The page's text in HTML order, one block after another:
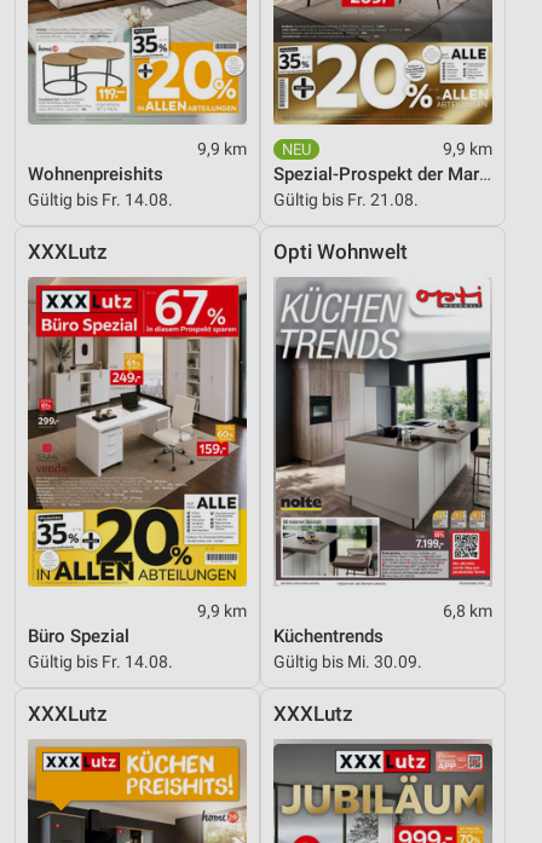
9,9 km
Wohnenpreishits
Gültig bis Fr. 14.08.
9,9 km
Spezial-Prospekt der Marken
Gültig bis Fr. 21.08.
XXXLutz
9,9 km
Büro Spezial
Gültig bis Fr. 14.08.
Opti Wohnwelt
6,8 km
Küchentrends
Gültig bis Mi. 30.09.
XXXLutz XXXLutz